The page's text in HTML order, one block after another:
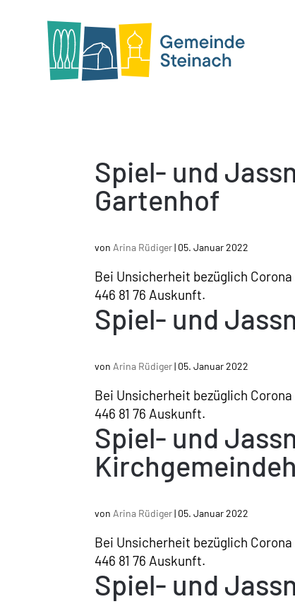
Spiel- und
Gartenhof
von Arina Rüdiger| 05. Januar 2022
Bei Unsicherheit bezüglich Corona
446 81 76 Auskunft.
Spiel- und
von Arina Rüdiger| 05. Januar 2022
Bei Unsicherheit bezüglich Corona
446 81 76 Auskunft.
Spiel- und
von Arina Rüdiger| 05. Januar 2022
Bei Unsicherheit bezüglich Corona
446 81 76 Auskunft.
Spiel- und